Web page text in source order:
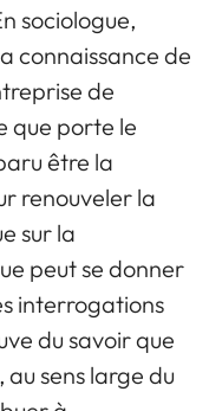
sociologue,
connaissance de
de
que porte le
être la
renouveler la
sur la
peut se donner
interrogations
du savoir que
sens large du